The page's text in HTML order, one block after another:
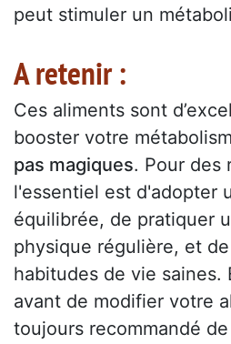
peut stimuler un
A retenir :
Ces aliments sont
booster votre
pas magiques. Pour des
l'essentiel est d'adopter
équilibrée, de pratiquer
physique régulière, et
habitudes de vie saines.
avant de modifier votre
toujours recommandé